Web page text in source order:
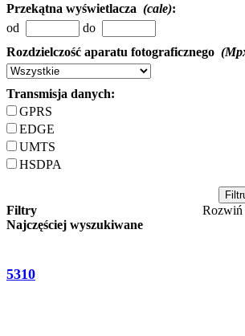
Przekątna wyświetlacza (cale):
od
do
Rozdzielczość aparatu fotograficznego
Transmisja danych:
GPRS
EDGE
UMTS
HSDPA
Filtry
Rozwiń
Najczęściej wyszukiwane
5310